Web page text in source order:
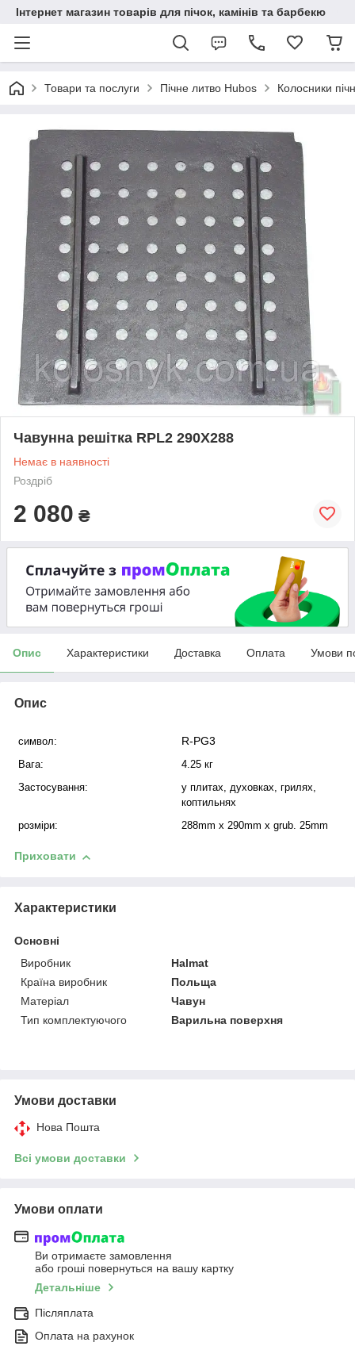
Інтернет магазин товарів для пічок, камінів та барбекю
Товари та послуги Пічне литво Hubos Колосники
Чавунна решітка RPL2 290X288
Немає в наявності
Роздріб
2 080 ₴
Опис Характеристики Доставка Оплата Умови
Опис
символ: R-PG3
Вага:
4.25 кг
Застосування:
у плитах, духовках, грилях,
коптильнях
розміри:
288mm x 290mm x grub. 25mm
Приховати
Характеристики
Основні
Виробник
Halmat
Країна виробник
Польща
Матеріал
Чавун
Тип комплектуючого
Варильна поверхня
Умови доставки
Нова Пошта
Всі умови доставки
Умови оплати
Ви отримаєте замовлення
або гроші повернуться на вашу картку
Детальніше
Післяплата
Оплата на рахунок